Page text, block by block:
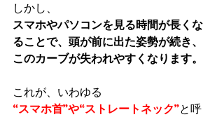
しかし、
スマホやパソコンを見る時間が長くな
ることで、頭が前に出た姿勢が続き、
このカーブが失われやすくなります。
これが、いわゆる
“スマホ首”や“ストレートネック”と呼